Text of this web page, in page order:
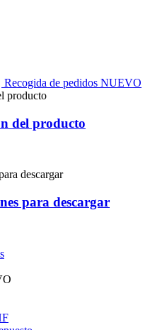
Recogida de pedidos NUEVO
del producto
para descargar